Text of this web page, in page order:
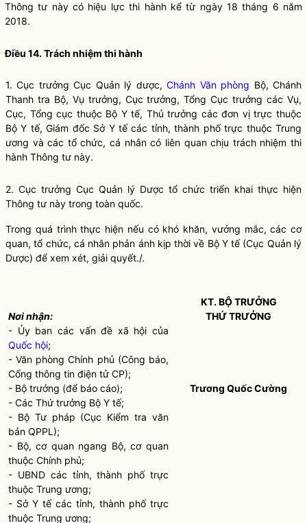
Thông tư này có hiệu lực thi hành kể từ ngày 18 tháng 6 năm
2018.
Điều 14. Trách nhiệm thi hành
1. Cục trưởng Cục Quản lý dược,Chánh Văn phòng Bộ, Chánh
Thanh tra Bộ, Vụ trưởng, Cục trưởng, Tổng Cục trưởng các Vụ,
Cục, Tổng cục thuộc Bộ Y tế, Thủ trưởng các đơn vị trực thuộc
Bộ Y tế, Giám đốc Sở Y tế các tỉnh, thành phố trực thuộc Trung
ương và các tổ chức, cá nhân có liên quan chịu trách nhiệm thi
hành Thông tư này.
2. Cục trưởng Cục Quản lý Dược tổ chức triển khai thực hiện
Thông tư này trong toàn quốc.
Trong quá trình thực hiện nếu có khó khăn, vướng mắc, các cơ
quan, tổ chức, cá nhân phản ánh kịp thời về Bộ Y tế (Cục Quản lý
Dược) để xem xét, giải quyết./.
Nơi nhận:
- Ủy ban các vấn đề xã hội của
Quốc hội;
- Văn phòng Chính phủ (Công báo,
Cổng thông tin điện tử CP);
- Bộ trưởng (để báo cáo);
- Các Thứ trưởng Bộ Y tế;
- Bộ Tư pháp (Cục Kiểm tra văn
bản QPPL);
- Bộ, cơ quan ngang Bộ, cơ quan
thuộc Chính phủ;
- UBND các tỉnh, thành phố trực
thuộc Trung ương;
- Sở Y tế các tỉnh, thành phố trực
thuộc Trung ương;
KT.BỘ TRƯỞNG
THỨ TRƯỞNG
Trương Quốc Cường